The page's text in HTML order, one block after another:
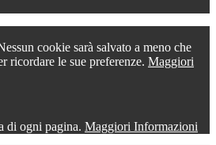
cookie sarà salvato a meno che
ricordare le sue preferenze. Maggiori
di ogni pagina. Maggiori Informazioni